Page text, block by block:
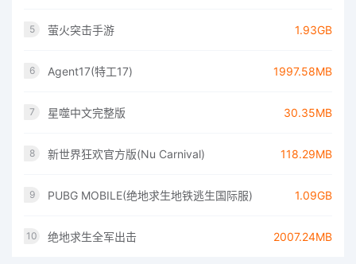
5 萤火突击手游 1.93GB
6 Agent17(特工17) 1997.58MB
7 星噬中文完整版 30.35MB
8 新世界狂欢官方版(Nu Carnival) 118.29MB
9 PUBG MOBILE(绝地求生地铁逃生国际服) 1.09GB
10 绝地求生全军出击 2007.24MB